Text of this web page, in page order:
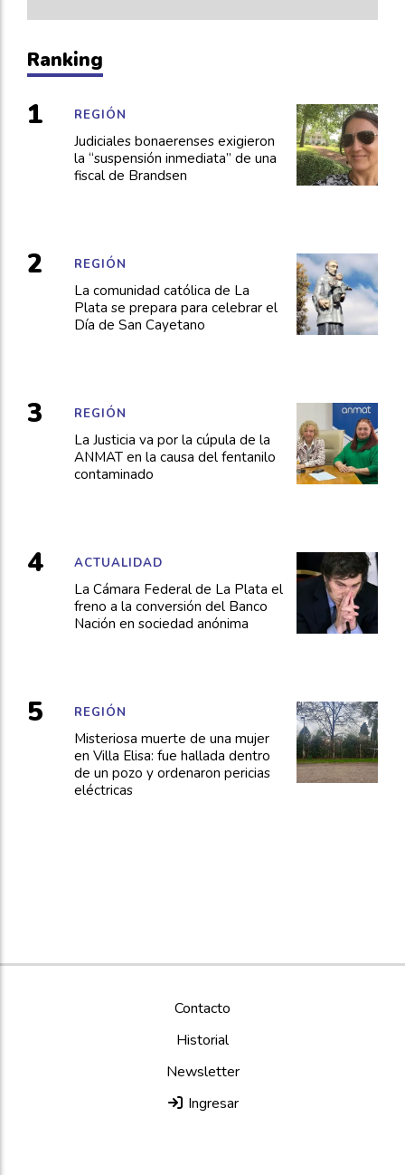
Ranking
Judiciales bonaerenses exigieron
la “suspensión inmediata” de una
fiscal de Brandsen
REGIÓN
La comunidad católica de La
Plata se prepara para celebrar el
Día de San Cayetano
REGIÓN
La Justicia va por la cúpula de la
ANMAT en la causa del fentanilo
contaminado
REGIÓN
La Cámara Federal de La Plata el
freno a la conversión del Banco
Nación en sociedad anónima
ACTUALIDAD
Misteriosa muerte de una mujer
en Villa Elisa: fue hallada dentro
de un pozo y ordenaron pericias
eléctricas
REGIÓN
Contacto
Historial
Newsletter
Ingresar